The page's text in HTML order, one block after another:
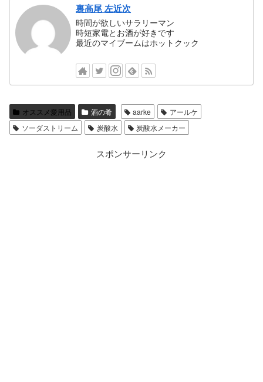
裏高尾 左近次
時間が欲しいサラリーマン
時短家電とお酒が好きです
最近のマイブームはホットクック
オススメ愛用品 酒の肴 aarke
アールケ
ソーダストリーム
炭酸水 炭酸水メーカー
スポンサーリンク